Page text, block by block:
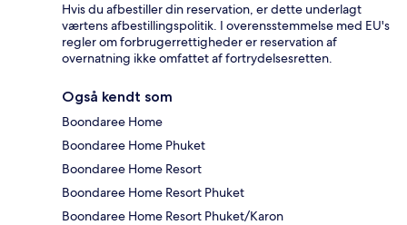
Hvis du afbestiller din reservation, er dette underlagt
værtens afbestillingspolitik. I overensstemmelse med EU's
regler om forbrugerrettigheder er reservation af
overnatning ikke omfattet af fortrydelsesretten.
Også kendt som
Boondaree Home
Boondaree Home Phuket
Boondaree Home Resort
Boondaree Home Resort Phuket
Boondaree Home Resort Phuket/Karon